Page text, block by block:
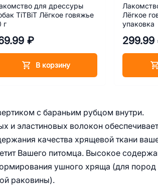
с бараньим рубцом внутри.
и эластиновых волокон обеспечивает
качества хрящевой ткани
Вашего питомца. Высокое
ушного хряща (для пород
раковины).
для дрессуры
TiTBiT Лёгкое говяжье
г
₽
В корзину
Лёгкое
упаковка
299.99